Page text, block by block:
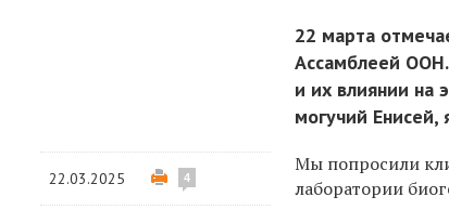
22 марта
Ассамблеей
и их влиянии на
могучий Енисей,
22.03.2025 4
Мы попросили
лаборатории